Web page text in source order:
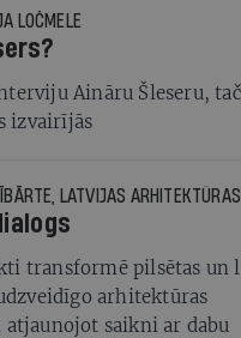
LOČMELE
Aināru Šleseru,
izvairījās
transformē pilsētas un
arhitektūras
saikni ar dabu